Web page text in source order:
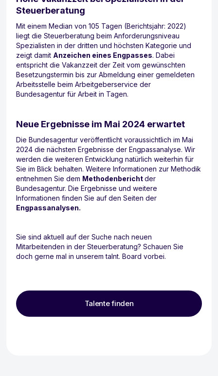
Steuerberatung
Mit einem Median von 105 Tagen (Berichtsjahr: 2022)
liegt die Steuerberatung beim Anforderungsniveau
Spezialisten in der dritten und höchsten Kategorie und
zeigt damit Anzeichen eines Engpasses. Dabei
entspricht die Vakanzzeit der Zeit vom gewünschten
Besetzungstermin bis zur Abmeldung einer gemeldeten
Arbeitsstelle beim Arbeitgeberservice der
Bundesagentur für Arbeit in Tagen.
Neue Ergebnisse im Mai 2024 erwartet
Die Bundesagentur veröffentlicht voraussichtlich im Mai
2024 die nächsten Ergebnisse der Engpassanalyse. Wir
werden die weiteren Entwicklung natürlich weiterhin für
Sie im Blick behalten. Weitere Informationen zur Methodik
entnehmen Sie dem Methodenberichtder
Bundesagentur. Die Ergebnisse und weitere
Informationen finden Sie auf den Seiten der
Engpassanalysen.
Sie sind aktuell auf der Suche nach neuen
Mitarbeitenden in der Steuerberatung? Schauen Sie
doch gerne mal in unserem talnt. Board vorbei.
Talente finden